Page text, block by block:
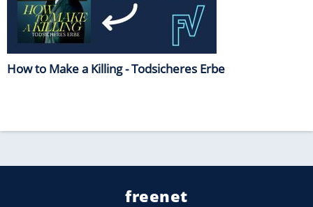
How to Make a Killing - Todsicheres Erbe
freenet